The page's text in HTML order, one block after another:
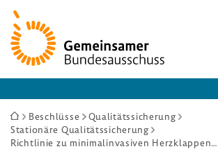
Zur
Startseite
Sie
sind
Beschlüsse
Qualitätssicherung
Stationäre Qualitätssicherung
Richtlinie zu minimalinvasiven Herzklappeninterventionen: Anlage 1 – Jährliche OPS-Anpassung